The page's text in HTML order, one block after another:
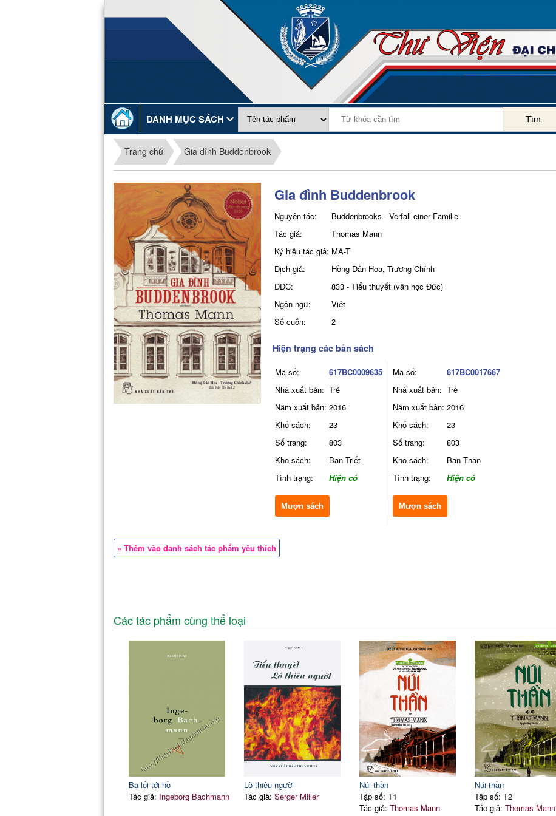
DANH MỤC SÁCH Tìm
Trang chủ Gia đình Buddenbrook
Gia đình Buddenbrook
Nguyên tác:
Buddenbrooks - Verfall einer Familie
Tác giả:
Thomas Mann
Ký hiệu tác giả: MA-T
Dịch giả:
Hồng Dân Hoa, Trương Chính
DDC:
833 - Tiểu thuyết (văn học Đức)
Ngôn ngữ:
Việt
Số cuốn:
2
Hiện trạng các bản sách
Mã số:
617BC0009635
Nhà xuất bản: Trẻ
Năm xuất bản: 2016
Khổ sách:
23
Số trang:
803
Kho sách:
Ban Triết
Tình trạng:
Hiện có
Mượn sách
Mã số:
617BC0017667
Nhà xuất bản: Trẻ
Năm xuất bản: 2016
Khổ sách:
23
Số trang:
803
Kho sách:
Ban Thần
Tình trạng:
Hiện có
Mượn sách
» Thêm vào danh sách tác phẩm yêu thích
Các tác phẩm cùng thể loại
Ba lối tới hồ
Tác giả: Ingeborg Bachmann
Lò thiêu người
Tác giả: Serger Miller
Núi thần
Tập số: T1
Tác giả: Thomas Mann
Núi thần
Tập số: T2
Tác giả: Thomas Mann